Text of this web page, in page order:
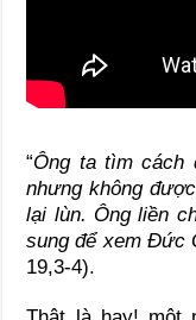
“Ông ta tìm cách
nhưng không
lại lùn. Ông liền
sung để xem Đức
19,3-4).